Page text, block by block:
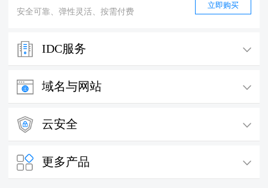
安全可靠、弹性灵活、按需付费
立即购买
IDC服务
服务器托管
物理机
立即购买
云网络
域名与网站
域名注册
云虚拟主机
立即购买
云安全
SSL证书更多产品